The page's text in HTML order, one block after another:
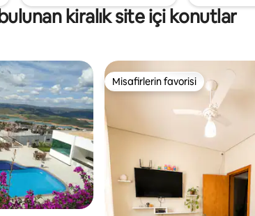
kiralık site içi konutlar
Misafirlerin favorisi
Misafirlerin favorisi